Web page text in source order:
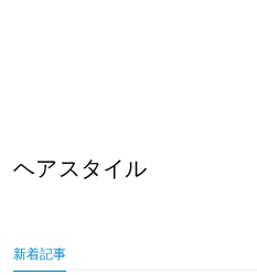
ヘアスタイル
新着記事